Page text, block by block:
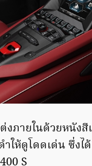
งภายในด้วยหนัง
ให้ดูโดดเด่น ซึ่งไ